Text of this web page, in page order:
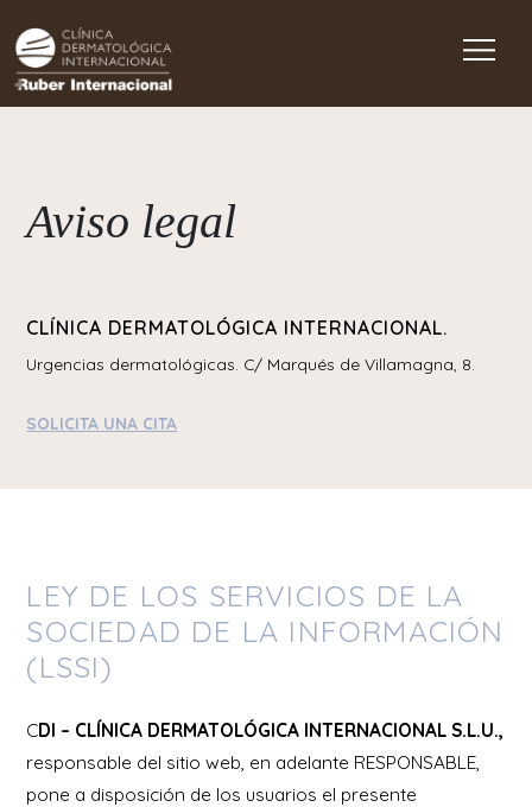
Main Navigation
Aviso legal
CLÍNICA DERMATOLÓGICA INTERNACIONAL.
Urgencias dermatológicas. C/ Marqués de Villamagna, 8.
SOLICITA UNA CITA
LEY DE LOS SERVICIOS DE LA
SOCIEDAD DE LA INFORMACIÓN
(LSSI)
CDI – CLÍNICA DERMATOLÓGICA INTERNACIONAL S.L.U.,
responsable del sitio web, en adelante RESPONSABLE,
pone a disposición de los usuarios el presente